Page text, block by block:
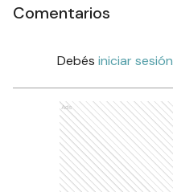
Comentarios
Debés iniciar sesión
Ads